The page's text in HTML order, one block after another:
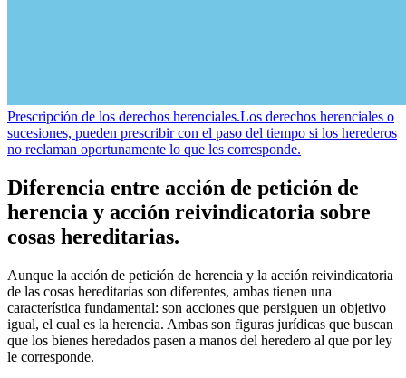
Prescripción de los derechos herenciales.Los derechos herenciales o
sucesiones, pueden prescribir con el paso del tiempo si los herederos
no reclaman oportunamente lo que les corresponde.
Diferencia entre acción de petición de
herencia y acción reivindicatoria sobre
cosas hereditarias.
Aunque la acción de petición de herencia y la acción reivindicatoria
de las cosas hereditarias son diferentes, ambas tienen una
característica fundamental: son acciones que persiguen un objetivo
igual, el cual es la herencia. Ambas son figuras jurídicas que buscan
que los bienes heredados pasen a manos del heredero al que por ley
le corresponde.